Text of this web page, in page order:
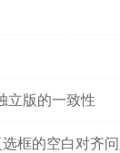
立版的一致性
框的空白对齐